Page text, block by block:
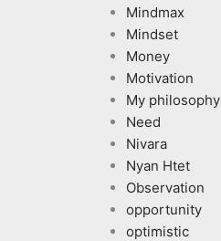
Mindmax
Mindset
Money
Motivation
My philosophy
Need
Nivara
Nyan Htet
Observation
opportunity
optimistic